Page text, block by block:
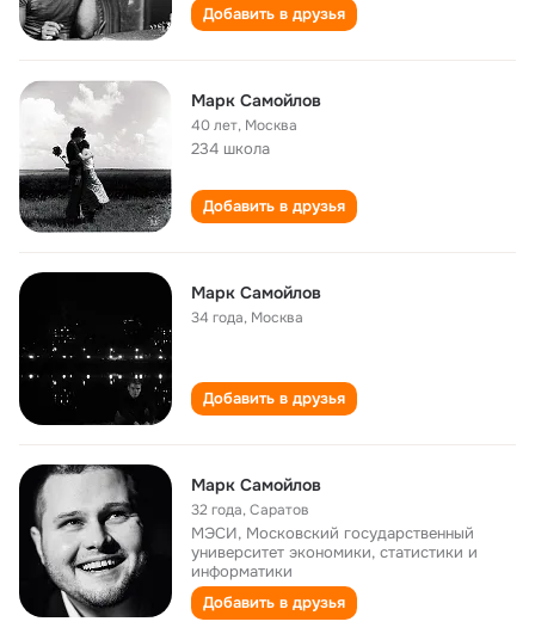
Добавить в друзья
Марк Самойлов
40 лет, Москва
234 школа
Добавить в друзья
Марк Самойлов
34 года, Москва
Добавить в друзья
Марк Самойлов
32 года,Саратов
МЭСИ, Московский государственный
университет экономики, статистики и
информатики
Добавить в друзья